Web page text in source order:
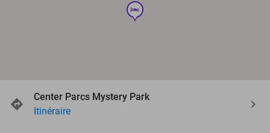
hotel
Center Parcs Mystery Park
Itinéraire